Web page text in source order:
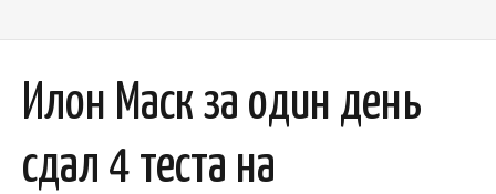
Илон Маск за один день
сдал 4 теста на